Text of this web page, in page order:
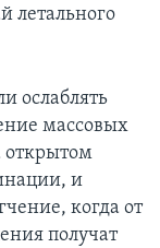
летального
ослаблять
массовых
открытом
и
когда от
получат